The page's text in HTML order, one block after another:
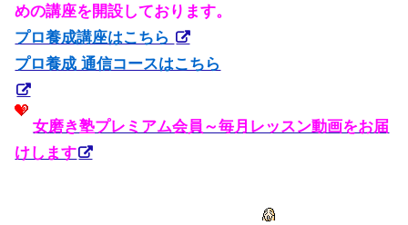
めの講座を開設しております。
プロ養成講座はこちら
プロ養成 通信コースはこちら
女磨き塾プレミアム会員～毎月レッスン動画をお届
けします